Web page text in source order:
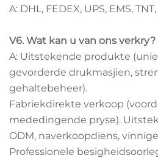
A: DHL, FEDEX, UPS, EMS,
V6. Wat kan u van ons verkry?
A: Uitstekende produkte
gevorderde drukmasjien,
gehaltebeheer).
Fabriekdirekte verkoop
mededingende pryse).
ODM, naverkoopdiens,
Professionele